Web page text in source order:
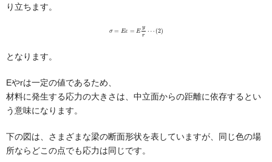
り立ちます。
ε Eyr ⋯(2
となります。
Eやrは一定の値であるため、
材料に発生する応力の大きさは、中立面からの距離に依存するとい
う意味になります。
下の図は、さまざまな梁の断面形状を表していますが、同じ色の場
所ならどこの点でも応力は同じです。